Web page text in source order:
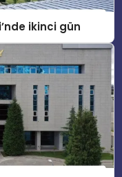
ikinci gün